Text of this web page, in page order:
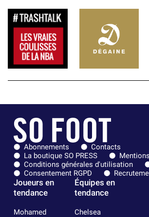
Abonnements
Contacts
La boutique SO PRESS
Conditions générales d'utilisation
Consentement RGPD
Joueurs en
tendance
Mohamed
Équipes en
tendance
Chelsea